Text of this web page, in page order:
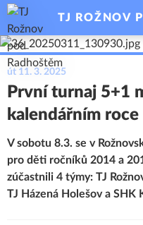
TJ ROŽNOV
út 11. 3. 2025
První turnaj 5+1
kalendářním roce
V sobotu 8.3. se v
pro děti ročníků 2014 a
zúčastnili 4 týmy: TJ
TJ Házená Holešov a SHK